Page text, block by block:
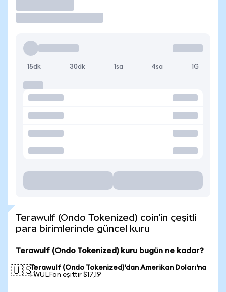
15dk 30dk 1sa 4sa 1G
Terawulf (Ondo Tokenized) coin'in çeşitli
para birimlerinde güncel kuru
Terawulf (Ondo Tokenized) kuru bugün ne kadar?
🇺🇸Terawulf (Ondo Tokenized)'dan Amerikan Doları'na
1 WULFon eşittir $17,19